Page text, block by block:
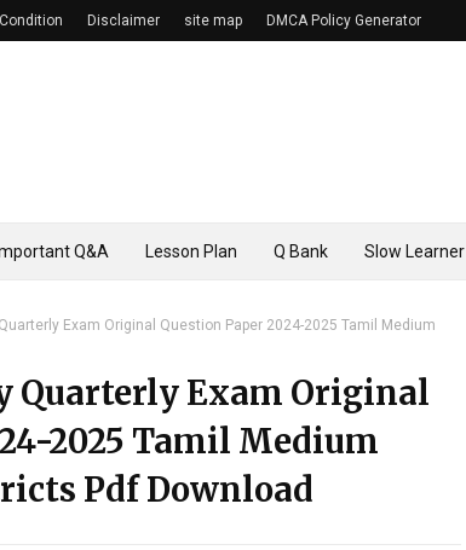
Disclaimer site map DMCA Policy Generator
Q&A Lesson Plan Q Bank Slow Learner
Exam Original Question Paper 2024-2025 Tamil Medium
Quarterly Exam Original
2025 Tamil Medium
Pdf Download